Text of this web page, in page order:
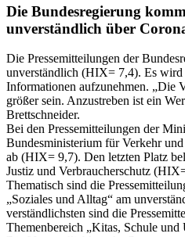
Die Bundesregierung
unverständlich über
Die Pressemitteilungen der
unverständlich (HIX= 7,4). Es wird
Informationen aufzunehmen. „Die
größer sein. Anzustreben ist ein
Brettschneider.
Bei den Pressemitteilungen der
Bundesministerium für Verkehr
ab (HIX= 9,7). Den letzten Platz
Justiz und Verbraucherschutz
Thematisch sind die
„Soziales und Alltag“ am
verständlichsten sind die
Themenbereich „Kitas, Schule